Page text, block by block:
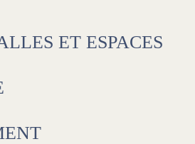
autour du feu de
ET ESPACES